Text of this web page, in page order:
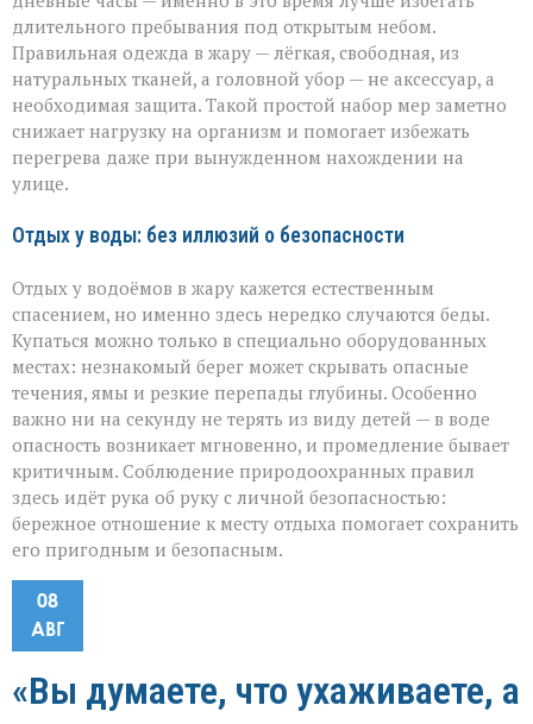
длительного пребывания под открытым небом.
Правильная одежда в жару — лёгкая, свободная, из
натуральных тканей, а головной убор — не аксессуар, а
необходимая защита. Такой простой набор мер заметно
снижает нагрузку на организм и помогает избежать
перегрева даже при вынужденном нахождении на
улице.
Отдых у воды: без иллюзий о безопасности
Отдых у водоёмов в жару кажется естественным
спасением, но именно здесь нередко случаются беды.
Купаться можно только в специально оборудованных
местах: незнакомый берег может скрывать опасные
течения, ямы и резкие перепады глубины. Особенно
важно ни на секунду не терять из виду детей — в воде
опасность возникает мгновенно, и промедление бывает
критичным. Соблюдение природоохранных правил
здесь идёт рука об руку с личной безопасностью:
бережное отношение к месту отдыха помогает сохранить
его пригодным и безопасным.
08
АВГ
«Вы думаете, что ухаживаете, а